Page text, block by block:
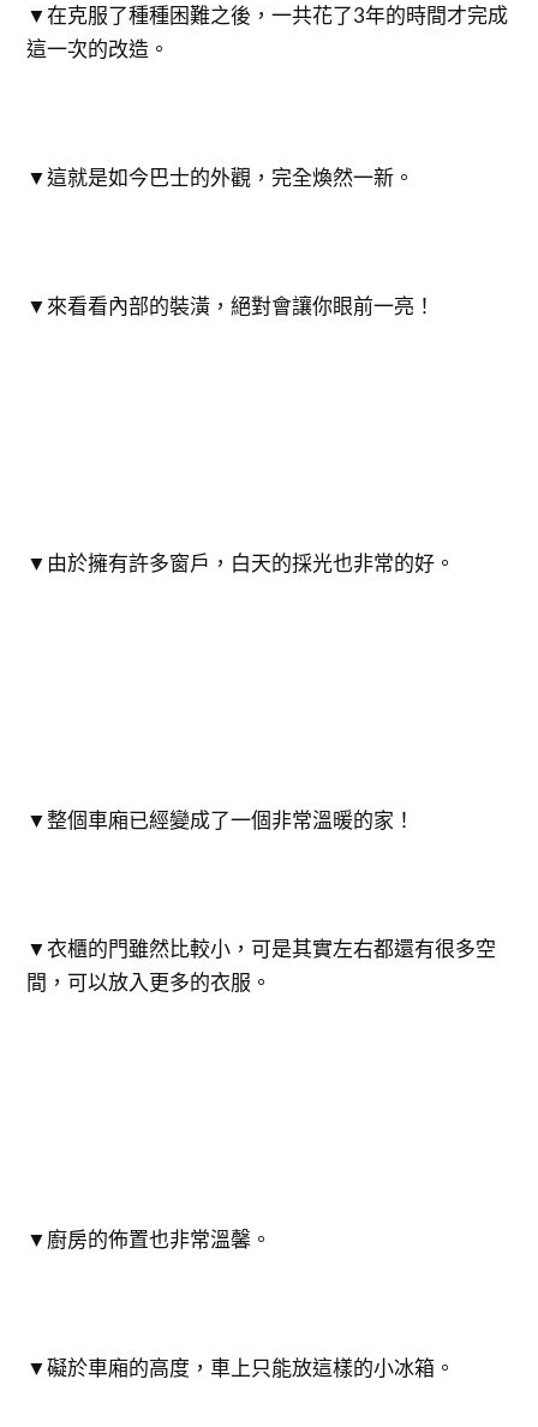
▼在克服了種種困難之後，一共花了3年的時間才完成
這一次的改造。
▼這就是如今巴士的外觀，完全煥然一新。
▼來看看內部的裝潢，絕對會讓你眼前一亮！
▼由於擁有許多窗戶，白天的採光也非常的好。
▼整個車廂已經變成了一個非常溫暖的家！
▼衣櫃的門雖然比較小，可是其實左右都還有很多空
間，可以放入更多的衣服。
▼廚房的佈置也非常溫馨。
▼礙於車廂的高度，車上只能放這樣的小冰箱。